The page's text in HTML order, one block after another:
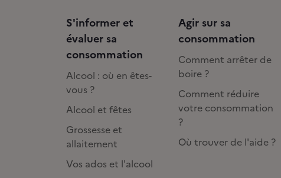
S'informer et
évaluer sa
consommation
Alcool : où en êtes-
vous ?
Alcool et fêtes
Grossesse et
allaitement
Vos ados et l'alcool
Agir sur sa
consommation
Comment arrêter de
boire ?
Comment réduire
votre consommation
?
Où trouver de l'aide ?